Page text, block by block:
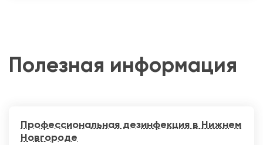
Полезная информация
Профессиональная дезинфекция в Нижнем
Новгороде